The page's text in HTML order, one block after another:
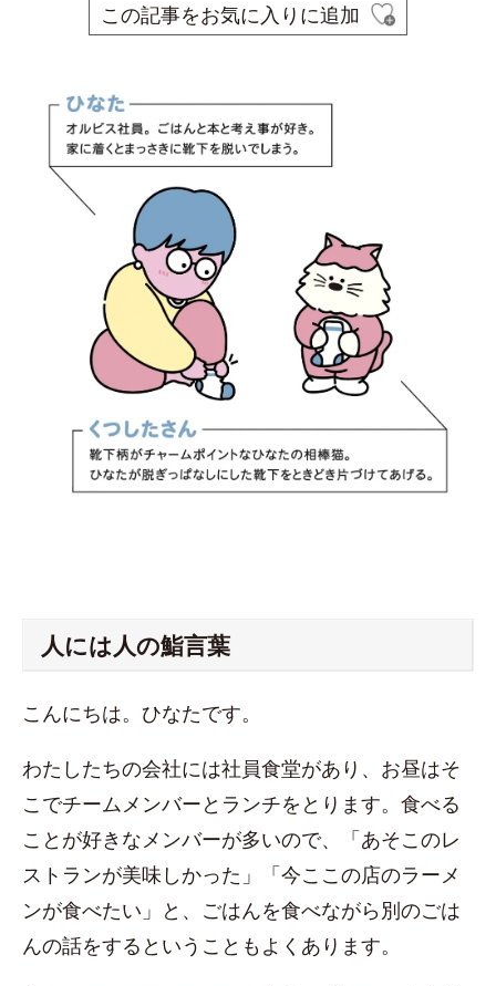
この記事をお気に入りに追加
人には人の鮨言葉
こんにちは。ひなたです。
わたしたちの会社には社員食堂があり、お昼はそ
こでチームメンバーとランチをとります。食べる
ことが好きなメンバーが多いので、「あそこのレ
ストランが美味しかった」「今ここの店のラーメ
ンが食べたい」と、ごはんを食べながら別のごは
んの話をするということもよくあります。